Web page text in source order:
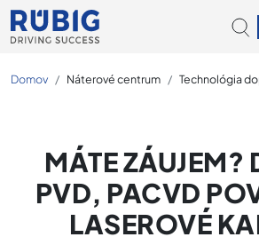
Domov Náterové centrum Technológia
MÁTE ZÁUJEM?
PVD, PACVD
LASEROVÉ